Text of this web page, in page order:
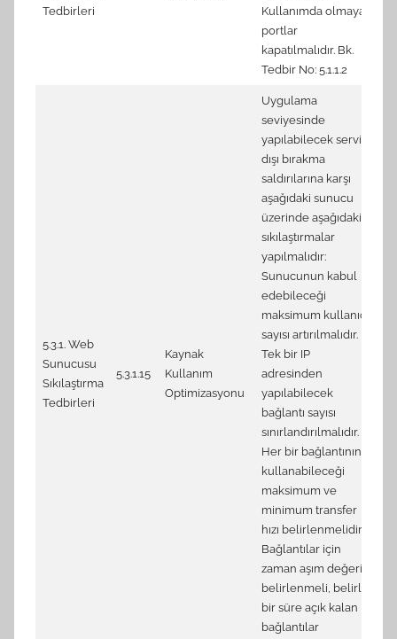
Tedbirleri
Kullanımda olmayan
portlar
kapatılmalıdır. Bk.
Tedbir No: 5.1.1.2
5.3.1. Web
Sunucusu
Sıkılaştırma
Tedbirleri
5.3.1.15
Kaynak
Kullanım
Optimizasyonu
Uygulama
seviyesinde
yapılabilecek servis
dışı bırakma
saldırılarına karşı
aşağıdaki sunucu
üzerinde aşağıdaki
sıkılaştırmalar
yapılmalıdır:
Sunucunun kabul
edebileceği
maksimum kullanıcı
sayısı artırılmalıdır.
Tek bir IP
adresinden
yapılabilecek
bağlantı sayısı
sınırlandırılmalıdır.
Her bir bağlantının
kullanabileceği
maksimum ve
minimum transfer
hızı belirlenmelidir.
Bağlantılar için
zaman aşım değeri
belirlenmeli, belirli
bir süre açık kalan
bağlantılar